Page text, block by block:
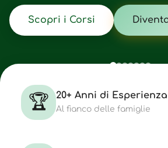
Scopri i Corsi
🏆 20+ Anni di Esperienza
Al fianco delle famiglie